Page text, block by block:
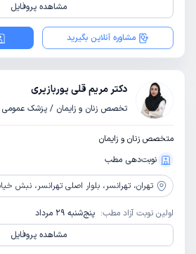
مشاهده پروفایل
مشاوره آنلاین بگیرید
دکتر مریم قلی پوربازیری
تخصص زنان و زایمان / پزشک عمومی
متخصص زنان و زایمان
نوبت‌دهی مطب
تهران،تهرانسر، بلوار اصلی تهرانسر، نبش خیابان 11، پلاک 4
اولین نوبت آزاد مطب: پنج‌شنبه 29 مرداد
مشاهده پروفایل